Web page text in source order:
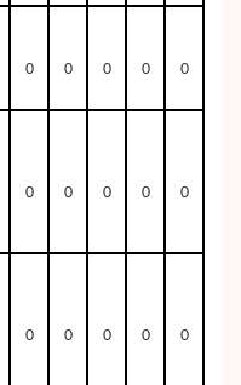
0 0 0 0 0
0 0 0 0 0
0 0 0 0 0